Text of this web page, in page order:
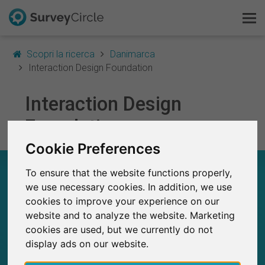
Cookie Preferences
To ensure that the website functions properly,
we use necessary cookies. In addition, we use
cookies to improve your experience on our
website and to analyze the website. Marketing
cookies are used, but we currently do not
display ads on our website.
Scopri la ricerca
Danimarca
Interaction Design Foundation
Interaction Design
Foundation
INTERACTION DESIGN FOUNDATION – A
COLPO D’OCCHIO
6
Studi pubblicati in precedenza su
SurveyCircle
0
Studi attualmente pubblicati su SurveyCircle
Questo è SurveyCircle
Survey Ranking
Scopri la ricerca
FAQ
Registrati gratis
Accedi